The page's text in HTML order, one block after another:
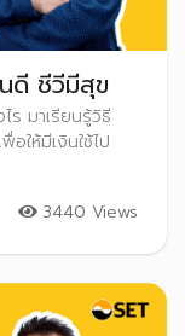
ดี ชีวีมีสุข
ร มาเรียนรู้วิธี
ให้มีเงินใช้ไป
3440 Views